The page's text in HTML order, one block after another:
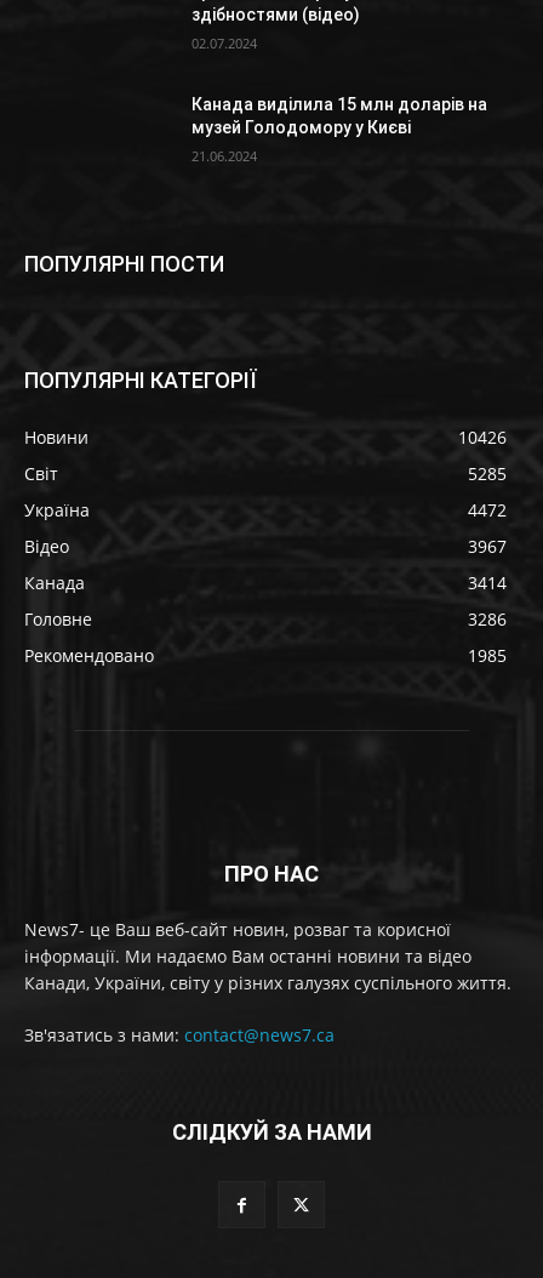
здібностями (відео)
02.07.2024
Канада виділила 15 млн доларів на
музей Голодомору у Києві
21.06.2024
ПОПУЛЯРНІ ПОСТИ
ПОПУЛЯРНІ КАТЕГОРІЇ
Новини
10426
Світ
5285
Україна
4472
Відео
3967
Канада
3414
Головне
3286
Рекомендовано
1985
ПРО НАС
News7- це Ваш веб-сайт новин, розваг та корисної
інформації. Ми надаємо Вам останні новини та відео
Канади, України, світу у різних галузях суспільного життя.
Зв'язатись з нами: contact@news7.ca
СЛІДКУЙ ЗА НАМИ